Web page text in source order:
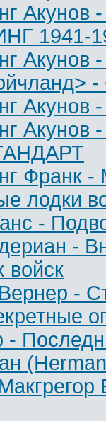
1941-
Франк -
лодки
-
-
войск
-
-